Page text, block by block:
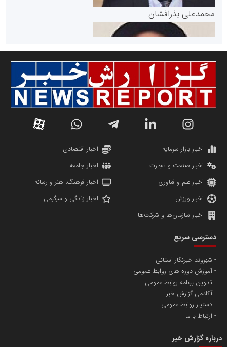
پایگاه خبری گفتمان یزد
دانشگاه سئوی ایران
پایگاه اطلاع رسانی اعتلای نهادهای مردمی
سازمان صنعت،معدن و تجارت
تامین آهن اسفنجی تولیدکنندگان فولاد در کشور
محمدعلی بذرافشان
مریم حاج نوروز نظری
مسعودصادقی
اخبار بازار سرمایه
اخبار اقتصادی
اخبار صنعت و تجارت
اخبار جامعه
اخبار علم و فناوری
اخبار فرهنگ، هنر و رسانه
اخبار ورزش
اخبار زندگی و سرگرمی
اخبار سازمان‌ها و شرکت‌ها
دسترسی سریع
شهروند خبرنگار استانی
آموزش دوره های روابط عمومی
تدوین برنامه روابط عمومی
آکادمی گزارش خبر
دستیار روابط عمومی
ارتباط با ما
درباره گزارش خبر